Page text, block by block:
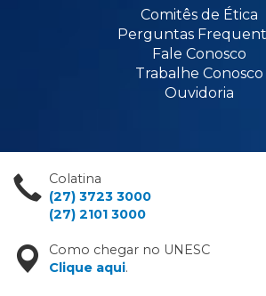
Comitês de Ética
Perguntas
Fale Conosco
Trabalhe Conosco
Ouvidoria
Colatina
(27) 3723 3000
(27) 2101 3000
Como chegar no UNESC
Clique aqui.